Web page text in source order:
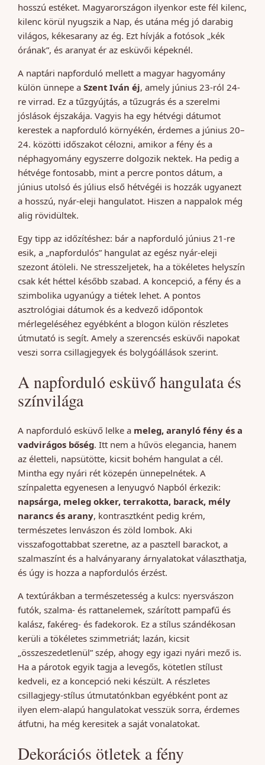
hosszú estéket. Magyarországon ilyenkor este fél kilenc,
kilenc körül nyugszik a Nap, és utána még jó darabig
világos, kékesarany az ég. Ezt hívják a fotósok „kék
órának”, és aranyat ér az esküvői képeknél.
A naptári napforduló mellett a magyar hagyomány
külön ünnepe a Szent Iván éj, amely június 23-ról 24-
re virrad. Ez a tűzgyújtás, a tűzugrás és a szerelmi
jóslások éjszakája. Vagyis ha egy hétvégi dátumot
kerestek a napforduló környékén, érdemes a június 20–
24. közötti időszakot célozni, amikor a fény és a
néphagyomány egyszerre dolgozik nektek. Ha pedig a
hétvége fontosabb, mint a percre pontos dátum, a
június utolsó és július első hétvégéi is hozzák ugyanezt
a hosszú, nyár-eleji hangulatot. Hiszen a nappalok még
alig rövidültek.
Egy tipp az időzítéshez: bár a napforduló június 21-re
esik, a „napfordulós” hangulat az egész nyár-eleji
szezont átöleli. Ne stresszeljetek, ha a tökéletes helyszín
csak két héttel később szabad. A koncepció, a fény és a
szimbolika ugyanúgy a tiétek lehet. A pontos
asztrológiai dátumok és a kedvező időpontok
mérlegeléséhez egyébként a blogon külön részletes
útmutató is segít. Amely a szerencsés esküvői napokat
veszi sorra csillagjegyek és bolygóállások szerint.
A napforduló esküvő hangulata és
színvilága
A napforduló esküvő lelke a meleg, aranyló fény és a
vadvirágos bőség. Itt nem a hűvös elegancia, hanem
az életteli, napsütötte, kicsit bohém hangulat a cél.
Mintha egy nyári rét közepén ünnepelnétek. A
színpaletta egyenesen a lenyugvó Napból érkezik:
napsárga, meleg okker, terrakotta, barack, mély
narancs és arany, kontrasztként pedig krém,
természetes lenvászon és zöld lombok. Aki
visszafogottabbat szeretne, az a pasztell barackot, a
szalmaszínt és a halványarany árnyalatokat választhatja,
és úgy is hozza a napfordulós érzést.
A textúrákban a természetesség a kulcs: nyersvászon
futók, szalma- és rattanelemek, szárított pampafű és
kalász, fakéreg- és fadekorok. Ez a stílus szándékosan
kerüli a tökéletes szimmetriát; lazán, kicsit
„összeszedetlenül” szép, ahogy egy igazi nyári mező is.
Ha a párotok egyik tagja a levegős, kötetlen stílust
kedveli, ez a koncepció neki készült. A részletes
csillagjegy-stílus útmutatónkban egyébként pont az
ilyen elem-alapú hangulatokat vesszük sorra, érdemes
átfutni, ha még keresitek a saját vonalatokat.
Dekorációs ötletek a fény